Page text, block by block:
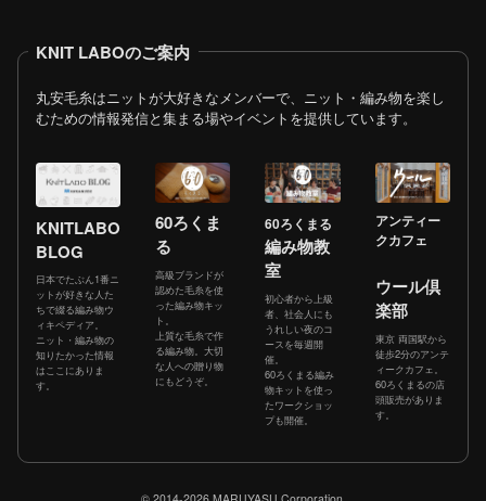
KNIT LABOのご案内
丸安毛糸はニットが大好きなメンバーで、ニット・編み物を楽し
むための情報発信と集まる場やイベントを提供しています。
KNITLABO
BLOG
日本でたぶん1番ニ
ットが好きな人た
ちで綴る編み物ウ
ィキペディア。
ニット・編み物の
知りたかった情報
はここにありま
す。
60ろくま
る
高級ブランドが
認めた毛糸を使
った編み物キッ
ト。
上質な毛糸で作
る編み物。大切
な人への贈り物
にもどうぞ。
60ろくまる
編み物教
室
初心者から上級
者、社会人にも
うれしい夜のコ
ースを毎週開
催。
60ろくまる編み
物キットを使っ
たワークショッ
プも開催。
アンティー
クカフェ
ウール倶
楽部
東京 両国駅から
徒歩2分のアンテ
ィークカフェ。
60ろくまるの店
頭販売がありま
す。